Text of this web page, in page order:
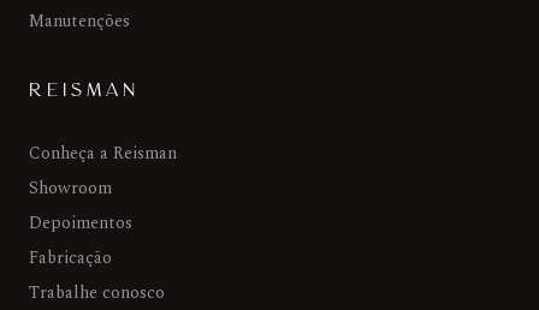
Manutenções
REISMAN
Conheça a Reisman
Showroom
Depoimentos
Fabricação
Trabalhe conosco